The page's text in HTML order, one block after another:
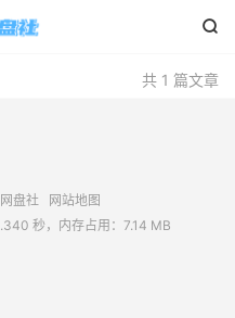

共 1 篇文章
盘社
网站地图
秒，内存占用：7.14 MB